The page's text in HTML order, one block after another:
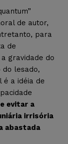
de autor,
para
de
gravidade do
do lesado,
é a idéia de
evitar a
irrisória
abastada